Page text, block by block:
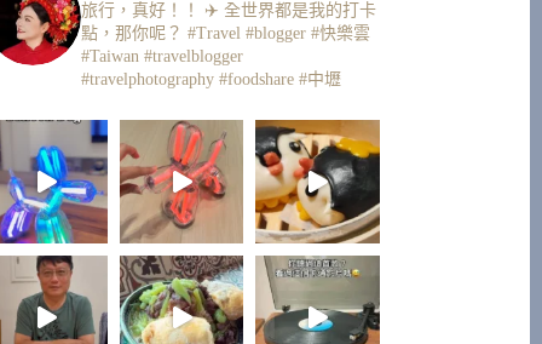
旅行，真好！！ ✈️ 全世界都是我的打卡
點，那你呢？ #Travel #blogger #快樂雲
#Taiwan #travelblogger
#travelphotography #foodshare #中壢